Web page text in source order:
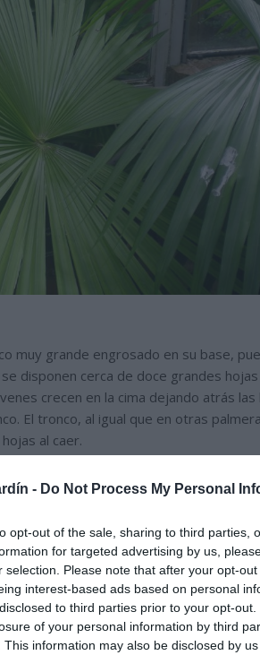
- Do Not Process My Personal
opt-out of the sale, sharing to third parties,
for targeted advertising by us,
selection. Please note that after your opt-
interest-based ads based on personal
to third parties prior to your opt-
of your personal information by third
This information may also be disclosed by
muy grande engrosado en su base,
disponen cerca de doce grandes
crecen en la cima dejando atrás
El tronco, al igual que en otras
al caer.